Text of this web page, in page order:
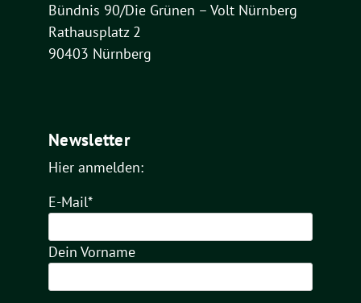
Bündnis 90/Die Grünen – Volt Nürnberg
Rathausplatz 2
90403 Nürnberg
Newsletter
Hier anmelden:
E-Mail*
Dein Vorname